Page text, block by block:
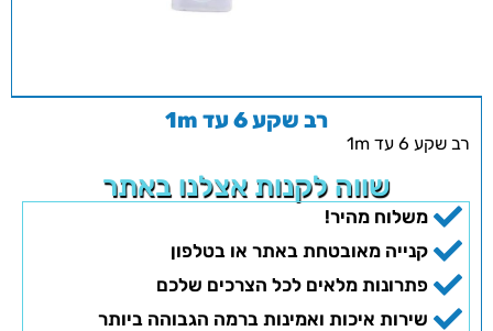
רב שקע 6 עד 1m
רב שקע 6 עד 1m
שווה לקנות אצלנו באתר
משלוח מהיר!
קנייה מאובטחת באתר או בטלפון
פתרונות מלאים לכל הצרכים שלכם
שירות איכות ואמינות ברמה הגבוהה ביותר